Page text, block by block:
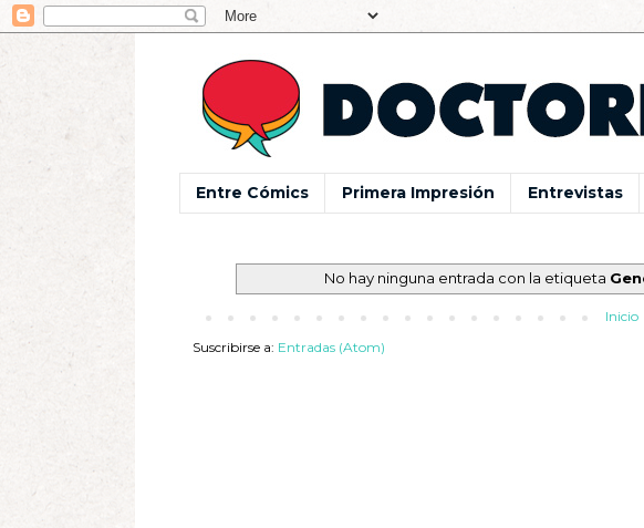
Entre Cómics Primera Impresión Entrevistas
No hay ninguna entrada con la etiqueta
Inicio
Suscribirse a: Entradas (Atom)